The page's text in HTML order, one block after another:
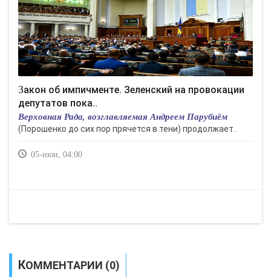
Закон об импичменте. Зеленский на провокации
депутатов пока..
Верховная Рада, возглавляемая Андреем Парубиём
(Порошенко до сих пор прячется в тени) продолжает..
05-июн, 04:00
КОММЕНТАРИИ (0)